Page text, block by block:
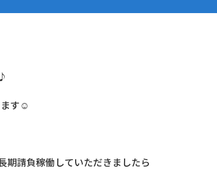
す☺
期請負稼働していただきましたら